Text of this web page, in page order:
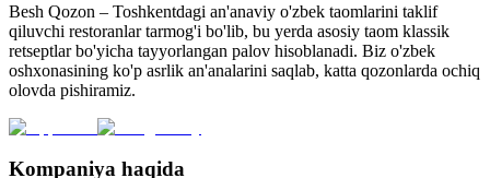
Besh Qozon – Toshkentdagi an'anaviy o'zbek taomlarini taklif
qiluvchi restoranlar tarmog'i bo'lib, bu yerda asosiy taom klassik
retseptlar bo'yicha tayyorlangan palov hisoblanadi. Biz o'zbek
oshxonasining ko'p asrlik an'analarini saqlab, katta qozonlarda ochiq
olovda pishiramiz.
Kompaniya haqida